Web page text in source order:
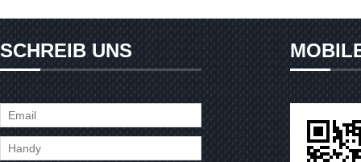
SCHREIB UNS